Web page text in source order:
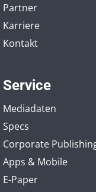
Partner
Karriere
Kontakt
Service
Mediadaten
Specs
Corporate
Apps & Mobile
E-Paper